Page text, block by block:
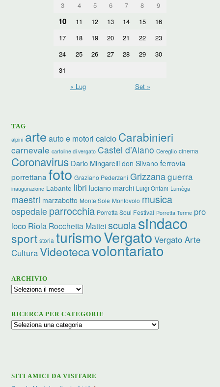
3
4 5 6 7 8 9
10 11 12 13 14 15
16
17
18 19 20 21 22
23
24
25 26 27 28 29
30
31
« Lug
Set »
TAG
alpini arte auto e motori calcio Carabinieri
carnevale cartoline di vergato Castel d’Aiano Cereglio cinema
Coronavirus Dario Mingarelli don Silvano ferrovia
porrettana foto Graziano Pederzani Grizzanaguerra
inaugurazione Labante libri luciano marchi Luigi Ontani Lumèga
maestri marzabotto Monte Sole Montovolo musica
ospedale parrocchia Porretta Soul Festival Porretta Terme pro
loco Riola Rocchetta Matteiscuolasindaco
sport storia turismoVergato Vergato Arte
CulturaVideotecavolontariato
ARCHIVIO
Archivio
RICERCA PER CATEGORIE
Ricerca
SITI AMICI DA VISITARE